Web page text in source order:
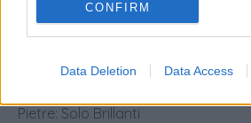
CONFIRM
Data Deletion Data Access
Caratteristiche:
9,10gr.
Pietre: Solo Brillanti